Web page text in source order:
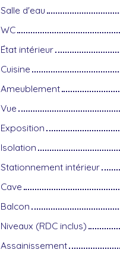
Salle d'eau
WC
État intérieur
Cuisine
Ameublement
Vue
Exposition
Isolation
Stationnement intérieur
Cave
Balcon
Niveaux (RDC inclus)
Assainissement